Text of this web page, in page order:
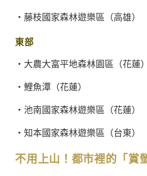
・藤枝國家森林遊樂區（高雄）
東部
・大農大富平地森林園區（花蓮）
・鯉魚潭（花蓮）
・池南國家森林遊樂區（花蓮）
・知本國家森林遊樂區（台東）
不用上山！都市裡的「賞